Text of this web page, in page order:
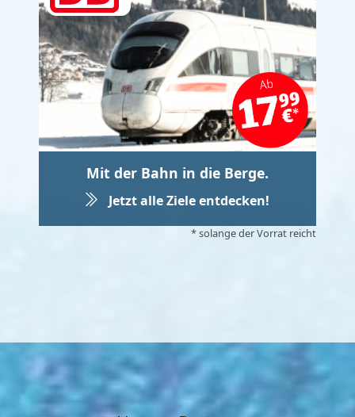
Mit der Bahn in die Berge.
Jetzt alle Ziele entdecken!
* solange der Vorrat reicht